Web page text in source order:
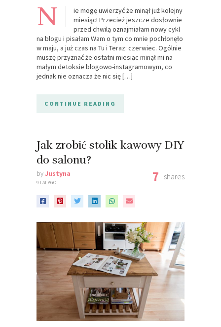
N
ie mogę uwierzyć że minął już kolejny
miesiąc! Przecież jeszcze dosłownie
przed chwilą oznajmiałam nowy cykl
na blogu i pisałam Wam o tym co mnie pochłonęło
w maju, a już czas na Tu i Teraz: czerwiec. Ogólnie
muszę przyznać że ostatni miesiąc minął mi na
małym detoksie blogowo-instagramowym, co
jednak nie oznacza że nic się […]
CONTINUE READING
Jak zrobić stolik kawowy DIY
do salonu?
byJustyna
9 LAT AGO 7 shares